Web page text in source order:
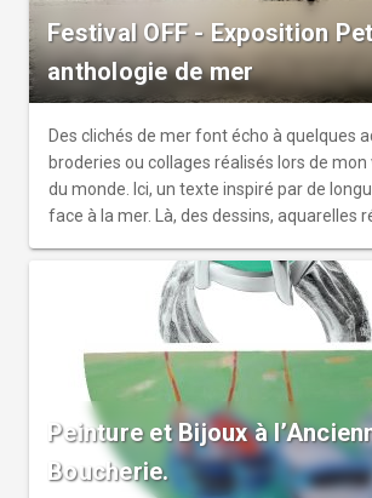
Festival OFF - Exposition
anthologie de mer
Des clichés de mer font écho à quelques
broderies ou collages réalisés lors de
du monde. Ici, un texte inspiré par de
face à la mer. Là, des dessins, aquarelles
ans.r Des clichés de mer dont la surface
chuchotements des vagues.
photographies implique parfois de
monde liminal lié à la mer. Entre présence
et reflux des vagues.r Certaines
effleurent » une représentation picturale
marins, mêlant photographies et peinture.r
clichés représentent des hommes seuls
souvent plongés dans un moment
Peinture et Bijoux à
Boucherie.